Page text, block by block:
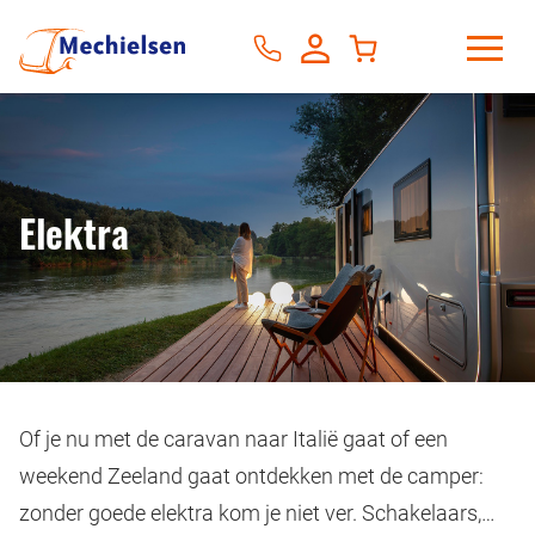
Elektra
Of je nu met de caravan naar Italië gaat of een
weekend Zeeland gaat ontdekken met de camper:
zonder goede elektra kom je niet ver. Schakelaars,